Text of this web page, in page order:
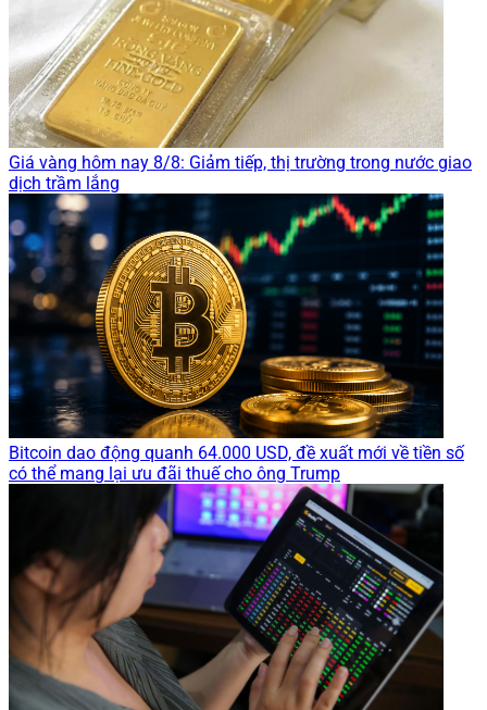
Giá vàng hôm nay 8/8: Giảm tiếp, thị trường trong nước giao
dịch trầm lắng
Bitcoin dao động quanh 64.000 USD, đề xuất mới về tiền số
có thể mang lại ưu đãi thuế cho ông Trump